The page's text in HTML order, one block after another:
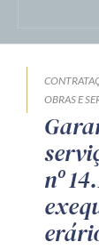
OBRAS E
nº